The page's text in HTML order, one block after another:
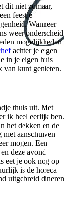
dit niet zomaar,
feestje
Wanneer
weer onderscheid
mogelijkheden
achter je eigen
in je eigen huis
van kunt genieten.
thuis uit. Met
ik heel eerlijk ben.
het dekken en de
niet aanschuiven
mogen. Een
deze avond
eet je ook nog op
is de horeca
uitgebreid dineren